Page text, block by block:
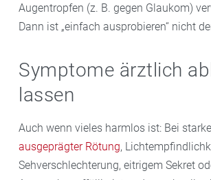
Augentropfen (z. B. gegen Glaukom)
Dann ist „einfach ausprobieren“ nicht
Symptome ärztlich
lassen
Auch wenn vieles harmlos ist: Bei
ausgeprägter Rötung,
Sehverschlechterung, eitrigem Sekret